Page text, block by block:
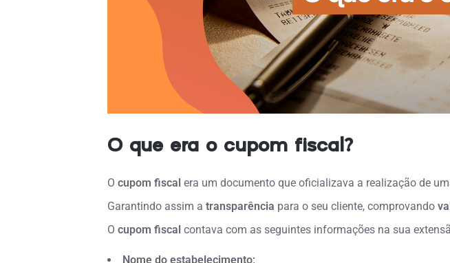
O que era o cupom fiscal?
O cupom fiscal era um documento que oficializava a realização de
Garantindo assim a transparência para o seu cliente, comprovando
O cupom fiscal contava com as seguintes informações na sua
Nome do estabelecimento;